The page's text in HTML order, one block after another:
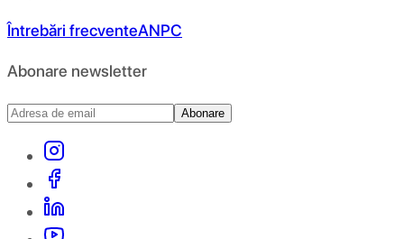
Întrebări frecventeANPC
Abonare newsletter
Abonare